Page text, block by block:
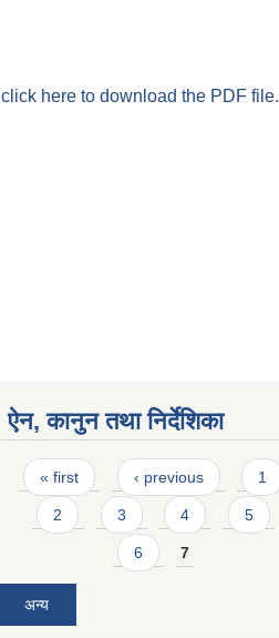
click here to download the PDF file.
ऐन, कानुन तथा निर्देशिका
Pages
« first ‹ previous 1
2 3 4 5
6 7
अन्य